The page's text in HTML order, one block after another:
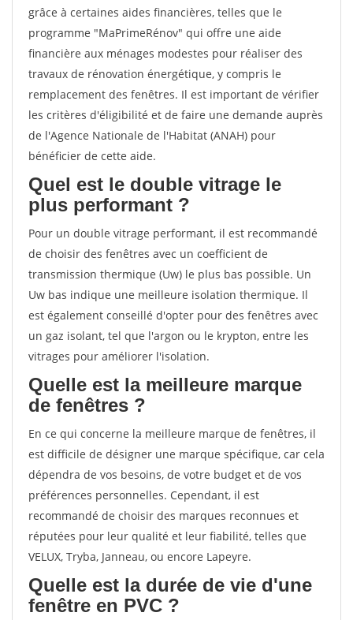
grâce à certaines aides financières, telles que le
programme "MaPrimeRénov" qui offre une aide
financière aux ménages modestes pour réaliser des
travaux de rénovation énergétique, y compris le
remplacement des fenêtres. Il est important de vérifier
les critères d'éligibilité et de faire une demande auprès
de l'Agence Nationale de l'Habitat (ANAH) pour
bénéficier de cette aide.
Quel est le double vitrage le
plus performant ?
Pour un double vitrage performant, il est recommandé
de choisir des fenêtres avec un coefficient de
transmission thermique (Uw) le plus bas possible. Un
Uw bas indique une meilleure isolation thermique. Il
est également conseillé d'opter pour des fenêtres avec
un gaz isolant, tel que l'argon ou le krypton, entre les
vitrages pour améliorer l'isolation.
Quelle est la meilleure marque
de fenêtres ?
En ce qui concerne la meilleure marque de fenêtres, il
est difficile de désigner une marque spécifique, car cela
dépendra de vos besoins, de votre budget et de vos
préférences personnelles. Cependant, il est
recommandé de choisir des marques reconnues et
réputées pour leur qualité et leur fiabilité, telles que
VELUX, Tryba, Janneau, ou encore Lapeyre.
Quelle est la durée de vie d'une
fenêtre en PVC ?